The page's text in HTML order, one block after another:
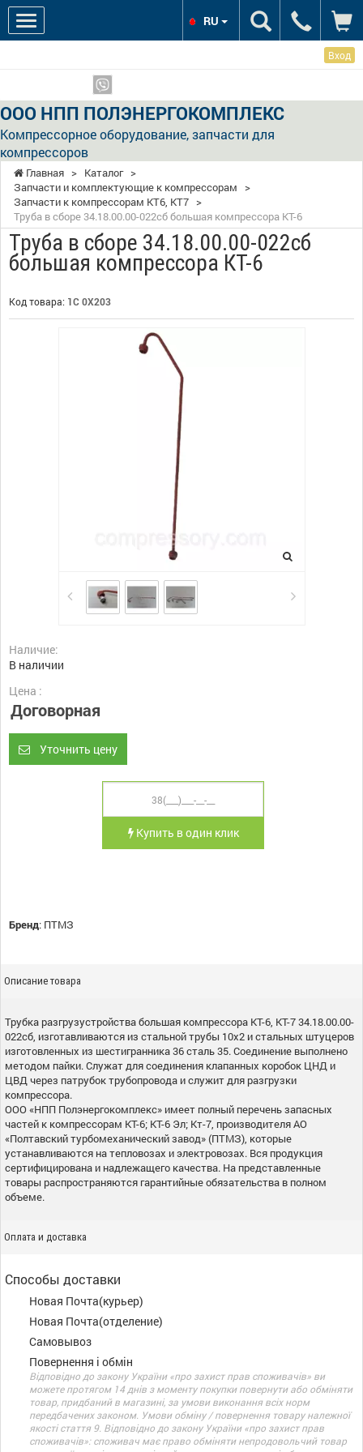
Вход
ООО НПП ПОЛЭНЕРГОКОМПЛЕКС
Компрессорное оборудование, запчасти для
компрессоров
RU
Главная > Каталог >
Запчасти и комплектующие к компрессорам
>
Запчасти к компрессорам КТ6, КТ7 >
Труба в сборе 34.18.00.00-022сб большая компрессора КТ-6
Труба в сборе 34.18.00.00-022сб
большая компрессора КТ-6
Код товара: 1С 0Х203
Наличие:
В наличии
Цена :
Договорная
Уточнить цену
Купить в один клик
Бренд: ПТМЗ
Описание товара
Трубка разгрузустройства большая компрессора КТ-6, КТ-7 34.18.00.00-
022сб, изготавливаются из стальной трубы 10х2 и стальных штуцеров
изготовленных из шестигранника 36 сталь 35. Соединение выполнено
методом пайки. Служат для соединения клапанных коробок ЦНД и
ЦВД через патрубок трубопровода и служит для разгрузки
компрессора.
ООО «НПП Полэнергокомплекс» имеет полный перечень запасных
частей к компрессорам КТ-6; КТ-6 Эл; Кт-7, производителя АО
«Полтавский турбомеханический завод» (ПТМЗ), которые
устанавливаются на тепловозах и электровозах. Вся продукция
сертифицирована и надлежащего качества. На представленные
товары распространяются гарантийные обязательства в полном
объеме.
Оплата и доставка
Способы доставки
Новая Почта(курьер)
Новая Почта(отделение)
Самовывоз
Повернення і обмін
Відповідно до закону України «про захист прав споживачів» ви
можете протягом 14 днів з моменту покупки повернути або обміняти
товар, придбаний в магазині, за умови виконання всіх норм
передбачених законом. Умови обміну / повернення товару належної
якості стаття 9. Відповідно до закону України «про захист прав
споживачів»: споживач має право обміняти непродовольчий товар